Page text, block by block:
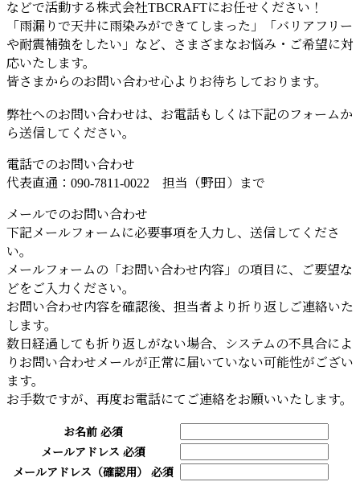
などで活動する株式会社TBCRAFTにお任せください！
「雨漏りで天井に雨染みができてしまった」「バリアフリー
や耐震補強をしたい」など、さまざまなお悩み・ご希望に対
応いたします。
皆さまからのお問い合わせ心よりお待ちしております。
弊社へのお問い合わせは、お電話もしくは下記のフォームか
ら送信してください。
電話でのお問い合わせ
代表直通：090-7811-0022 担当（野田）まで
メールでのお問い合わせ
下記メールフォームに必要事項を入力し、送信してくださ
い。
メールフォームの「お問い合わせ内容」の項目に、ご要望な
どをご入力ください。
お問い合わせ内容を確認後、担当者より折り返しご連絡いた
します。
数日経過しても折り返しがない場合、システムの不具合によ
りお問い合わせメールが正常に届いていない可能性がござい
ます。
お手数ですが、再度お電話にてご連絡をお願いいたします。
お名前 必須
メールアドレス 必須
メールアドレス（確認用） 必須